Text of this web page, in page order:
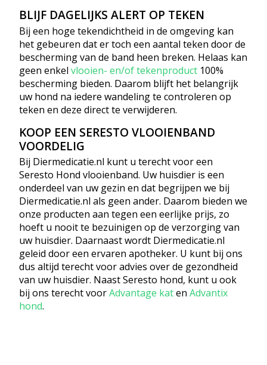
BLIJF DAGELIJKS ALERT OP TEKEN
Bij een hoge tekendichtheid in de omgeving kan
het gebeuren dat er toch een aantal teken door de
bescherming van de band heen breken. Helaas kan
geen enkel vlooien- en/of tekenproduct 100%
bescherming bieden. Daarom blijft het belangrijk
uw hond na iedere wandeling te controleren op
teken en deze direct te verwijderen.
KOOP EEN SERESTO VLOOIENBAND
VOORDELIG
Bij Diermedicatie.nl kunt u terecht voor een
Seresto Hond vlooienband. Uw huisdier is een
onderdeel van uw gezin en dat begrijpen we bij
Diermedicatie.nl als geen ander. Daarom bieden we
onze producten aan tegen een eerlijke prijs, zo
hoeft u nooit te bezuinigen op de verzorging van
uw huisdier. Daarnaast wordt Diermedicatie.nl
geleid door een ervaren apotheker. U kunt bij ons
dus altijd terecht voor advies over de gezondheid
van uw huisdier. Naast Seresto hond, kunt u ook
bij ons terecht voorAdvantage katen Advantix
hond.